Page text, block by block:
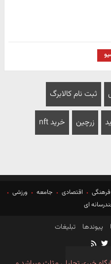
ثبت نام کالابرگ
زرچین خرید nft
فرهنگی اقتصادی جامعه
ورزشی
ای
پیوندها تبلیغات